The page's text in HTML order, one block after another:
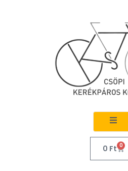
0 Ft 0